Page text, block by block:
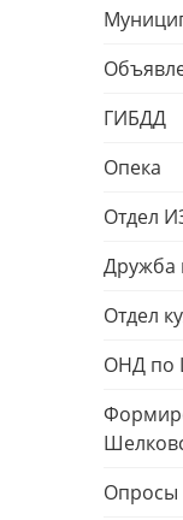
ГИБДД
Опека
Отдел
Дружба
Отдел
ОНД по
Опросы